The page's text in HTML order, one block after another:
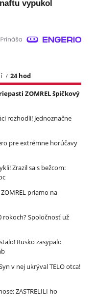
vypukol
24 hod
ZOMREL špičkový
rozhodli! Jednoznačne
pre extrémne horúčavy
Zrazil sa s bežcom:
priamo na
rokoch? Spoločnosť už
Rusko zasypalo
v nej ukrýval TELO otca!
ZASTRELILI ho